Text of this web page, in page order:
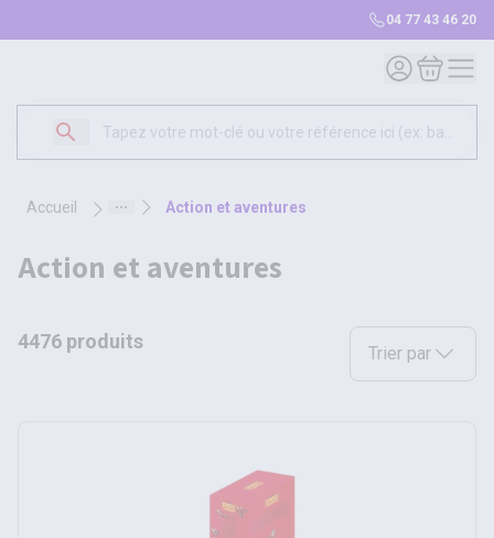
04 77 43 46 20
Mon compte
Mon
accueil action et aventures
action et aventures
4476 produits
Trier par